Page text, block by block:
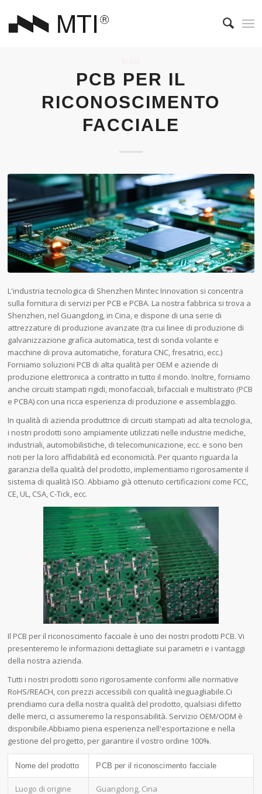
PCB PER IL
RICONOSCIMENTO
FACCIALE
L'industria tecnologica di Shenzhen Mintec Innovation si concentra
sulla fornitura di servizi per PCB e PCBA. La nostra fabbrica si trova a
Shenzhen, nel Guangdong, in Cina, e dispone di una serie di
attrezzature di produzione avanzate (tra cui linee di produzione di
galvanizzazione grafica automatica, test di sonda volante e
macchine di prova automatiche, foratura CNC, fresatrici, ecc.)
Forniamo soluzioni PCB di alta qualità per OEM e aziende di
produzione elettronica a contratto in tutto il mondo. Inoltre, forniamo
anche circuiti stampati rigidi, monofacciali, bifacciali e multistrato (PCB
e PCBA) con una ricca esperienza di produzione e assemblaggio.
In qualità di azienda produttrice di circuiti stampati ad alta tecnologia,
i nostri prodotti sono ampiamente utilizzati nelle industrie mediche,
industriali, automobilistiche, di telecomunicazione, ecc. e sono ben
noti per la loro affidabilità ed economicità. Per quanto riguarda la
garanzia della qualità del prodotto, implementiamo rigorosamente il
sistema di qualità ISO. Abbiamo già ottenuto certificazioni come FCC,
CE, UL, CSA, C-Tick, ecc.
Il PCB per il riconoscimento facciale è uno dei nostri prodotti PCB. Vi
presenteremo le informazioni dettagliate sui parametri e i vantaggi
della nostra azienda.
Tutti i nostri prodotti sono rigorosamente conformi alle normative
RoHS/REACH, con prezzi accessibili con qualità ineguagliabile.Ci
prendiamo cura della nostra qualità del prodotto, qualsiasi difetto
delle merci, ci assumeremo la responsabilità. Servizio OEM/ODM è
disponibile.Abbiamo piena esperienza nell'esportazione e nella
gestione del progetto, per garantire il vostro ordine 100%.
Nome del prodotto PCB per il riconoscimento facciale
Luogo di origine Guangdong, Cina